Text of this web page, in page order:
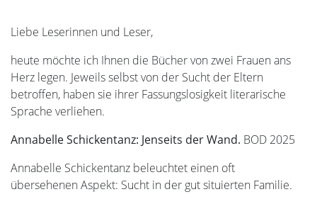
Liebe Leserinnen und Leser,
heute möchte ich Ihnen die Bücher von zwei Frauen ans
Herz legen. Jeweils selbst von der Sucht der Eltern
betroffen, haben sie ihrer Fassungslosigkeit literarische
Sprache verliehen.
Annabelle Schickentanz: Jenseits der Wand. BOD 2025
Annabelle Schickentanz beleuchtet einen oft
übersehenen Aspekt: Sucht in der gut situierten Familie.